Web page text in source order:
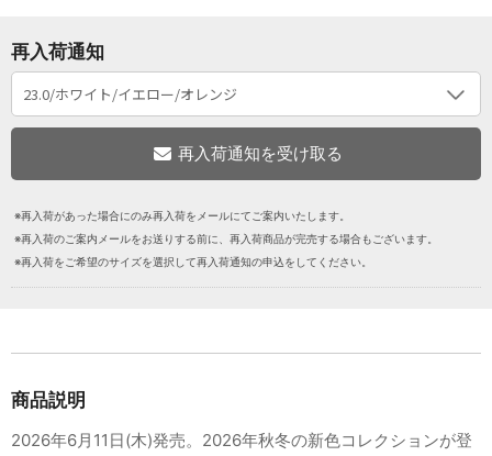
再入荷通知
※再入荷があった場合にのみ再入荷をメールにてご案内いたします。
※再入荷のご案内メールをお送りする前に、再入荷商品が完売する場合もございます。
※再入荷をご希望のサイズを選択して再入荷通知の申込をしてください。
商品説明
2026年6月11日(木)発売。2026年秋冬の新色コレクションが登